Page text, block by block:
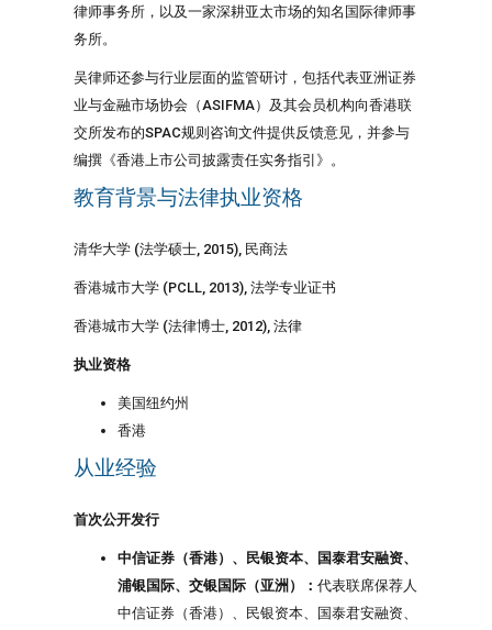
律师事务所，以及一家深耕亚太市场的知名国际律师事
务所。
吴律师还参与行业层面的监管研讨，包括代表亚洲证券
业与金融市场协会（ASIFMA）及其会员机构向香港联
交所发布的SPAC规则咨询文件提供反馈意见，并参与
编撰《香港上市公司披露责任实务指引》。
教育背景与法律执业资格
清华大学 (法学硕士, 2015), 民商法
香港城市大学 (PCLL, 2013), 法学专业证书
香港城市大学 (法律博士, 2012), 法律
执业资格
美国纽约州
香港
从业经验
首次公开发行
中信证券（香港）、民银资本、国泰君安融资、
浦银国际、交银国际（亚洲）：代表联席保荐人
中信证券（香港）、民银资本、国泰君安融资、